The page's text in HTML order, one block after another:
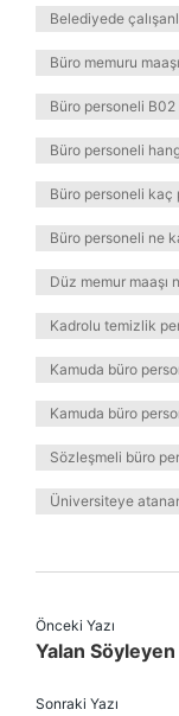
Belediyede
Büro memuru
Büro personeli
Büro personeli
Büro personeli kaç
Büro personeli ne
Düz memur maaşı
Kadrolu temizlik
Kamuda büro
Kamuda büro
Sözleşmeli büro
Üniversiteye
Önceki Yazı
Yalan
Sonraki Yazı